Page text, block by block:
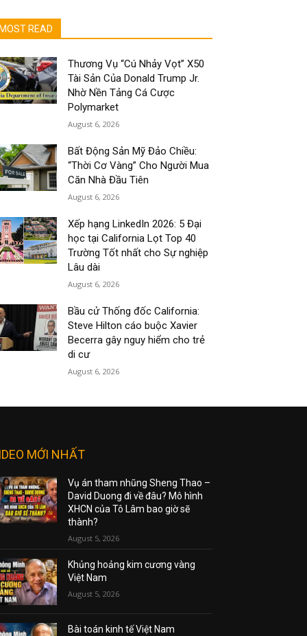
MOST READ
Thương Vụ “Cú Nhảy Vọt” X50
Tài Sản Của Donald Trump Jr.
Nhờ Nền Tảng Cá Cược
Polymarket
August 6, 2026
Bất Động Sản Mỹ Đảo Chiều:
“Thời Cơ Vàng” Cho Người Mua
Căn Nhà Đầu Tiên
August 6, 2026
Xếp hạng LinkedIn 2026: 5 Đại
học tại California Lọt Top 40
Trường Tốt nhất cho Sự nghiệp
Lâu dài
August 6, 2026
Bầu cử Thống đốc California:
Steve Hilton cáo buộc Xavier
Becerra gây nguy hiểm cho trẻ
di cư
August 6, 2026
MỚI NHẤT
Vụ án tham nhũng Sheng Thao –
David Duong đi về đâu? Mô hình
XHCN của Tô Lâm bao giờ sẽ
thành?
August 5, 2026
Khủng hoảng kim cương vàng
Việt Nam
August 5, 2026
Bài toán kinh tế Việt Nam